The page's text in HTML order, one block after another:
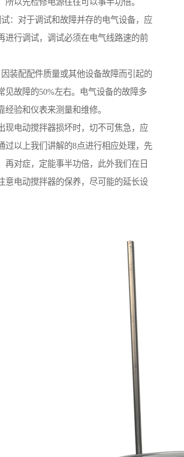
所以先检修电源往往可以事半功倍。
：对于调试和故障并存的电气设备，应
进行调试，调试必须在电气线路速的前
装配配件质量或其他设备故障而引起的
见故障的50%左右。电气设备的故障多
经验和仪表来测量和维修。
现电动搅拌器损坏时，切不可焦急，应
过以上我们讲解的8点进行相应处理，先
再对症，定能事半功倍，此外我们在日
意电动搅拌器的保养，尽可能的延长设